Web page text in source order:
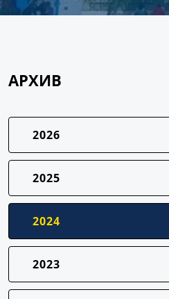
АРХИВ
2026
2025
2024
2023